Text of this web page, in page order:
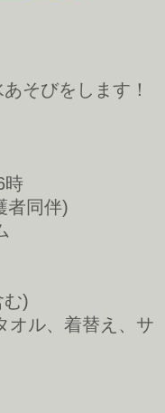
そびをします！
時
者同伴)
)
オル、着替え、サ